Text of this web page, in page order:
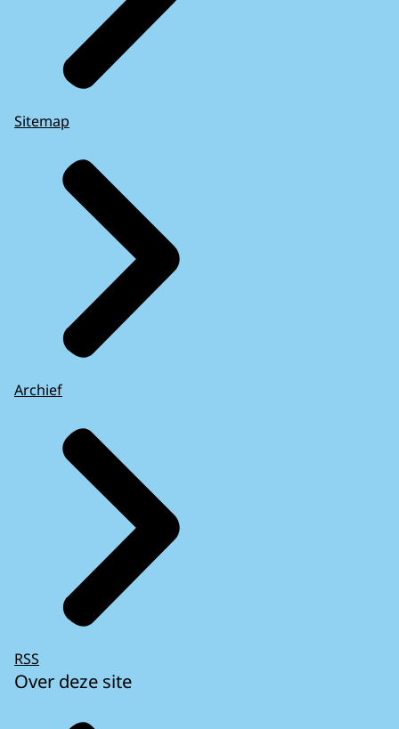
Sitemap
Archief
RSS
Over deze site